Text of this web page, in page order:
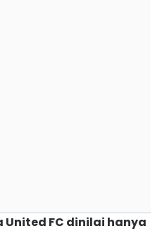
United FC dinilai hanya